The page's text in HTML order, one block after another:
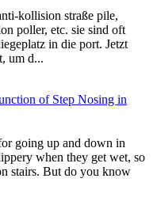
kollision straße pile,
poller, etc. sie sind oft
in die port. Jetzt
um d...
of Step Nosing in
going up and down in
when they get wet, so
stairs. But do you know